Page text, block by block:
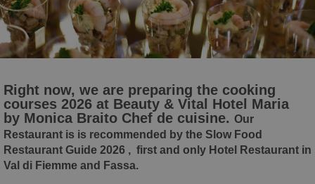
Right now, we are preparing the cooking
courses 2026 at Beauty & Vital Hotel Maria
by Monica Braito Chef de cuisine. Our
Restaurant is is recommended by the Slow Food
Restaurant Guide 2026 , first and only Hotel Restaurant in
Val di Fiemme and Fassa.